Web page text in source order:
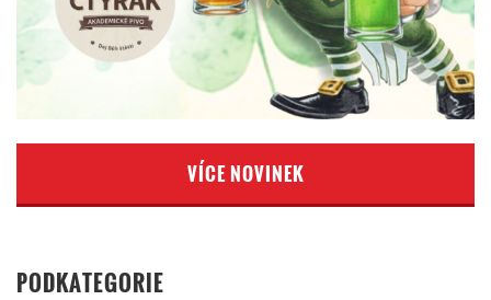
VÍCE NOVINEK
PODKATEGORIE